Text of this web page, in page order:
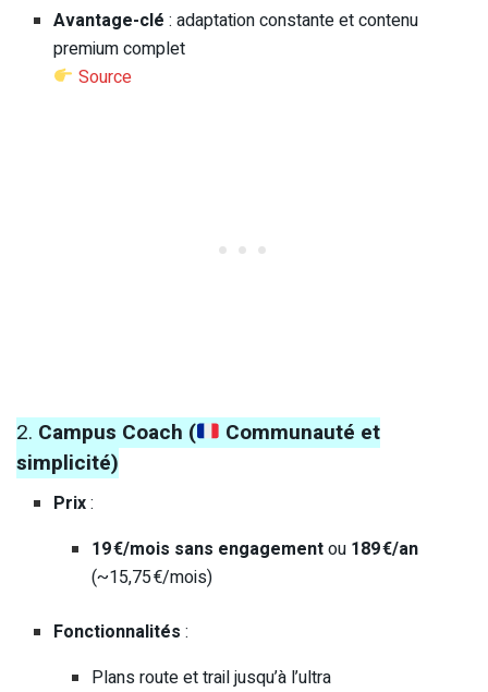
Avantage-clé : adaptation constante et contenu
premium complet
Source
2. Campus Coach (
Communauté et
simplicité)
Prix:
19 €/mois sans engagementou 189 €/an
(~15,75 €/mois)
Fonctionnalités :
Plans route et trail jusqu’à l’ultra